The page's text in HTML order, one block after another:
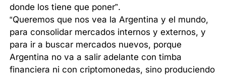
donde los tiene que poner”.
“Queremos que nos vea la Argentina y el mundo,
para consolidar mercados internos y externos, y
para ir a buscar mercados nuevos, porque
Argentina no va a salir adelante con timba
financiera ni con criptomonedas, sino produciendo